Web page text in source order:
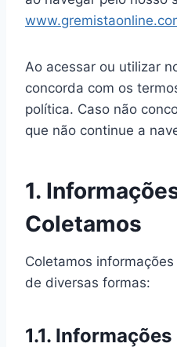
Ao acessar ou utilizar
concorda com os
política. Caso não
que não continue a
1.
Coletamos
Coletamos
de diversas formas:
1.1.